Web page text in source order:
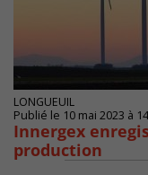
LONGUEUIL
Publié le 10 mai 2023 à
Innergex
production